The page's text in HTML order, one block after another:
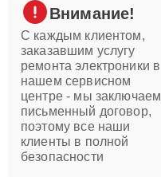
Внимание!
С каждым клиентом,
заказавшим услугу
ремонта электроники в
нашем сервисном
центре - мы заключаем
письменный договор,
поэтому все наши
клиенты в полной
безопасности